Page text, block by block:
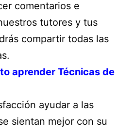
comentarios e
tutores y tus
compartir todas las
aprender Técnicas de
ayudar a las
sientan mejor con su